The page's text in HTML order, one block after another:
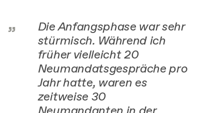
Die Anfangsphase war sehr
stürmisch. Während ich
früher vielleicht 20
Neumandatsgespräche pro
Jahr hatte, waren es
zeitweise 30